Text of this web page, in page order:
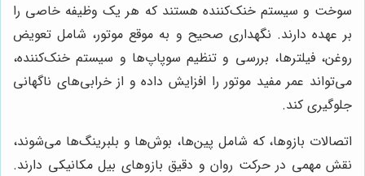
سوخت و سیستم خنک‌کننده هستند که هر یک وظیفه خاصی را
بر عهده دارند. نگهداری صحیح و به موقع موتور، شامل تعویض
روغن، فیلترها، بررسی و تنظیم سوپاپ‌ها و سیستم خنک‌کننده،
می‌تواند عمر مفید موتور را افزایش داده و از خرابی‌های ناگهانی
جلوگیری کند.
اتصالات بازوها، که شامل پین‌ها، بوش‌ها و بلبرینگ‌ها می‌شوند،
نقش مهمی در حرکت روان و دقیق بازوهای بیل مکانیکی دارند.